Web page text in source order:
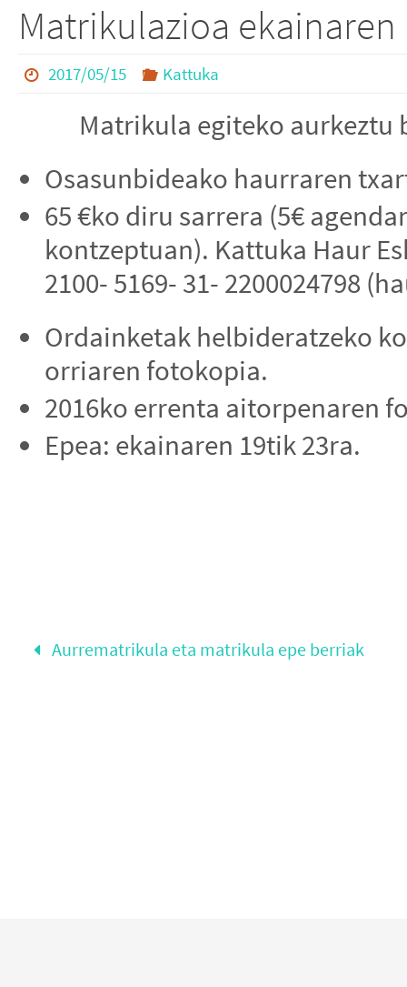
Matrikulazioa
2017/05/15 Kattuka
Matrikula egiteko
Osasunbideako haurraren
65 €ko diru sarrera (5€
kontzeptuan). Kattuka Haur
2100- 5169- 31- 2200024798
Ordainketak helbideratzeko
orriaren fotokopia.
2016ko errenta aitorpenaren
Epea: ekainaren 19tik 23ra.
Aurrematrikula eta matrikula epe berriak